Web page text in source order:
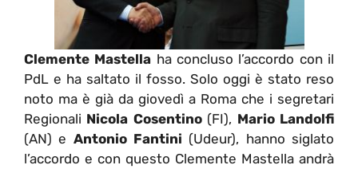
Clemente Mastella ha concluso l’accordo con il
PdL e ha saltato il fosso. Solo oggi è stato reso
noto ma è già da giovedì a Roma che i segretari
Regionali Nicola Cosentino(FI), Mario Landolfi
(AN) e Antonio Fantini (Udeur), hanno siglato
l’accordo e con questo Clemente Mastella andrà